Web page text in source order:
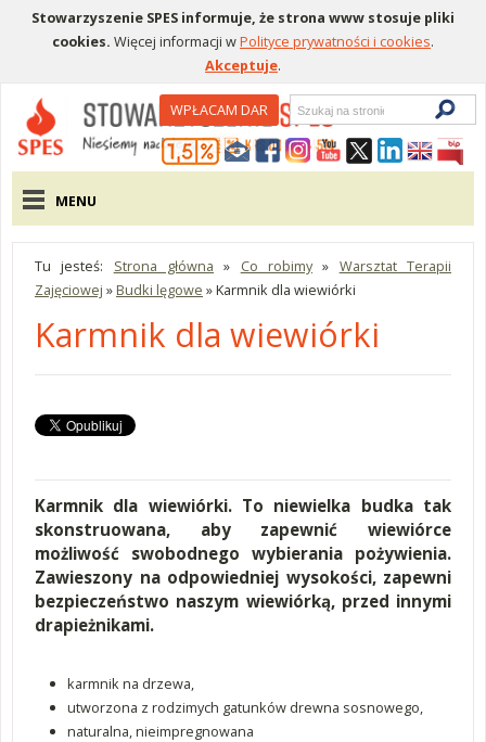
Stowarzyszenie SPES informuje, że strona www stosuje pliki
cookies. Więcej informacji wPolityce prywatności i cookies.
Akceptuje.
Menu pomocniczeWPŁACAM DAR
Wyszukiwarka
Menu główne
MENU
Tu jesteś: Strona główna » Co robimy» Warsztat Terapii
Zajęciowej » Budki lęgowe »Karmnik dla wiewiórki
Karmnik dla wiewiórki
Karmnik dla wiewiórki. To niewielka budka tak
skonstruowana, aby zapewnić wiewiórce
możliwość swobodnego wybierania pożywienia.
Zawieszony na odpowiedniej wysokości, zapewni
bezpieczeństwo naszym wiewiórką, przed innymi
drapieżnikami.
karmnik na drzewa,
utworzona z rodzimych gatunków drewna sosnowego,
naturalna, nieimpregnowana